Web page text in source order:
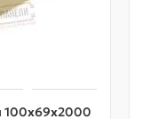
100х69х2000